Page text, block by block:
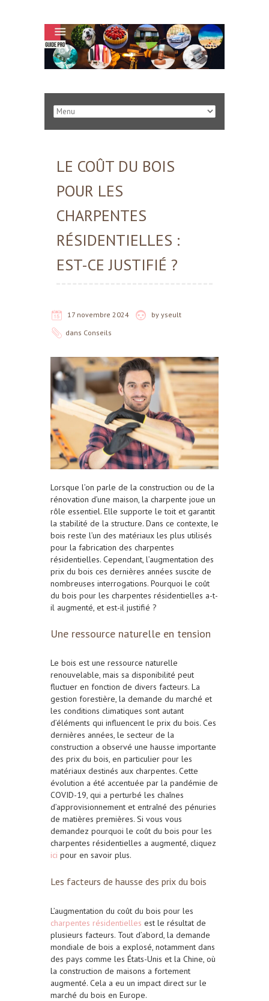
LE COÛT DU BOIS
POUR LES
CHARPENTES
RÉSIDENTIELLES :
EST-CE JUSTIFIÉ ?
17 novembre 2024 by yseult
dans Conseils
Lorsque l’on parle de la construction ou de la
rénovation d’une maison, la charpente joue un
rôle essentiel. Elle supporte le toit et garantit
la stabilité de la structure. Dans ce contexte, le
bois reste l’un des matériaux les plus utilisés
pour la fabrication des charpentes
résidentielles. Cependant, l’augmentation des
prix du bois ces dernières années suscite de
nombreuses interrogations. Pourquoi le coût
du bois pour les charpentes résidentielles a-t-
il augmenté, et est-il justifié ?
Une ressource naturelle en tension
Le bois est une ressource naturelle
renouvelable, mais sa disponibilité peut
fluctuer en fonction de divers facteurs. La
gestion forestière, la demande du marché et
les conditions climatiques sont autant
d’éléments qui influencent le prix du bois. Ces
dernières années, le secteur de la
construction a observé une hausse importante
des prix du bois, en particulier pour les
matériaux destinés aux charpentes. Cette
évolution a été accentuée par la pandémie de
COVID-19, qui a perturbé les chaînes
d’approvisionnement et entraîné des pénuries
de matières premières. Si vous vous
demandez pourquoi le coût du bois pour les
charpentes résidentielles a augmenté, cliquez
ici pour en savoir plus.
Les facteurs de hausse des prix du bois
L’augmentation du coût du bois pour les
charpentes résidentielles est le résultat de
plusieurs facteurs. Tout d’abord, la demande
mondiale de bois a explosé, notamment dans
des pays comme les États-Unis et la Chine, où
la construction de maisons a fortement
augmenté. Cela a eu un impact direct sur le
marché du bois en Europe.